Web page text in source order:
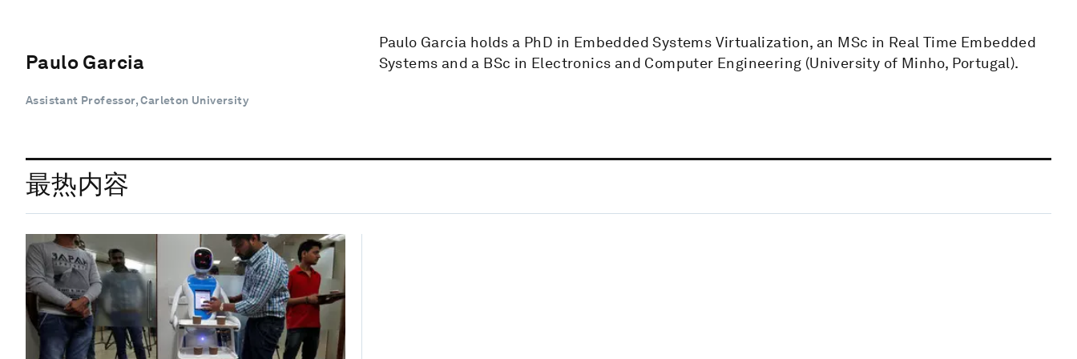
Paulo Garcia
Assistant Professor, Carleton University
Paulo Garcia holds a PhD in Embedded Systems Virtualization, an MSc in Real Time Embedded
Systems and a BSc in Electronics and Computer Engineering (University of Minho, Portugal).
最热内容